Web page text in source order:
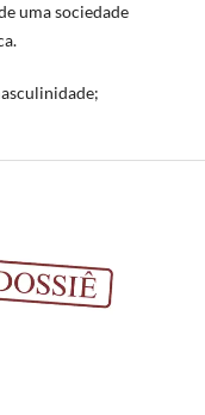
uma sociedade